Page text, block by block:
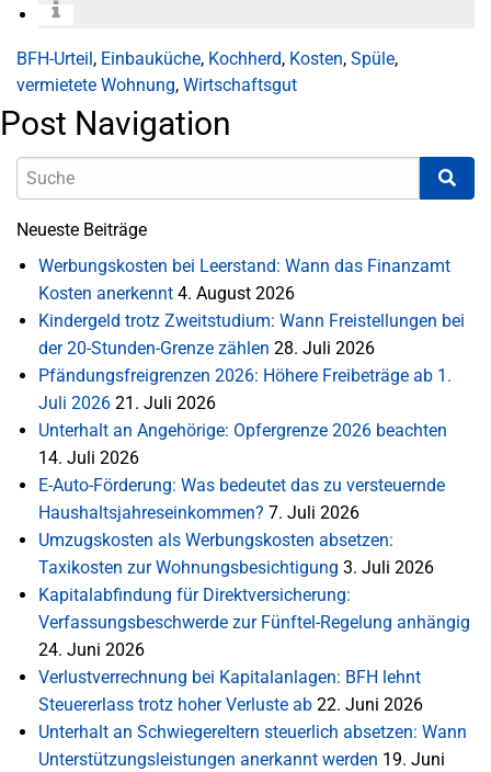
BFH-Urteil, Einbauküche, Kochherd, Kosten, Spüle,
vermietete Wohnung, Wirtschaftsgut
Post Navigation
Neueste Beiträge
Werbungskosten bei Leerstand: Wann das Finanzamt
Kosten anerkennt 4. August 2026
Kindergeld trotz Zweitstudium: Wann Freistellungen bei
der 20-Stunden-Grenze zählen 28. Juli 2026
Pfändungsfreigrenzen 2026: Höhere Freibeträge ab 1.
Juli 2026 21. Juli 2026
Unterhalt an Angehörige: Opfergrenze 2026 beachten
14. Juli 2026
E-Auto-Förderung: Was bedeutet das zu versteuernde
Haushaltsjahreseinkommen? 7. Juli 2026
Umzugskosten als Werbungskosten absetzen:
Taxikosten zur Wohnungsbesichtigung 3. Juli 2026
Kapitalabfindung für Direktversicherung:
Verfassungsbeschwerde zur Fünftel-Regelung anhängig
24. Juni 2026
Verlustverrechnung bei Kapitalanlagen: BFH lehnt
Steuererlass trotz hoher Verluste ab 22. Juni 2026
Unterhalt an Schwiegereltern steuerlich absetzen: Wann
Unterstützungsleistungen anerkannt werden 19. Juni